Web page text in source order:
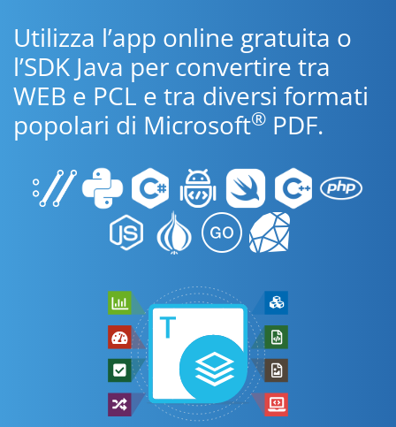
Utilizza l’app online gratuita o
l’SDK Java per convertire tra
WEB e PCL e tra diversi formati
popolari di Microsoft® PDF.